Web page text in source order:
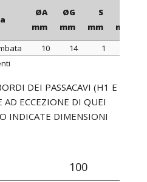
ØA
mm
ØG
mm
S
mm
mm
10 14 1
DEI PASSACAVI (H1 E
AD ECCEZIONE DI QUEI
INDICATE DIMENSIONI
100